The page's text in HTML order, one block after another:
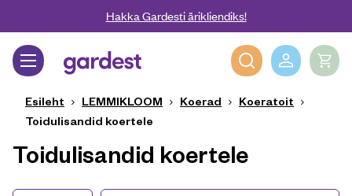
Liigu edasi põhisisu juurdeHakka Gardesti ärikliendiks!
Gardest
Esileht LEMMIKLOOM Koerad
Koeratoit
Toidulisandid koertele
Toidulisandid koertele